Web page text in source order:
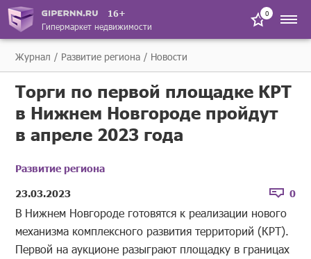
16+
Гипермаркет недвижимости
0
Журнал Развитие региона Новости
Торги по первой площадке КРТ
в Нижнем Новгороде пройдут
в апреле 2023 года
Развитие региона
23.03.2023
0
В Нижнем Новгороде готовятся к реализации нового
механизма комплексного развития территорий (КРТ).
Первой на аукционе разыграют площадку в границах